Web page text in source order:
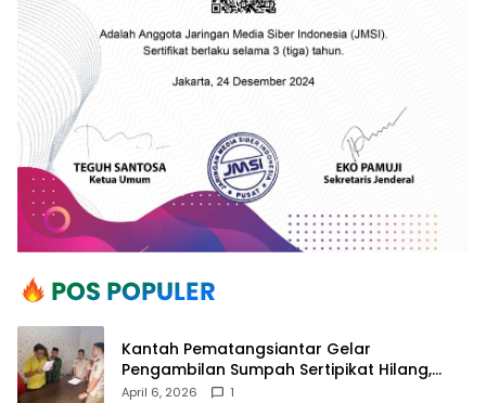
Kantah Pematangsiantar Gelar
Pengambilan Sumpah Sertipikat Hilang,
Perkuat Kepastian Hukum Pertanahan
April 6, 2026 1